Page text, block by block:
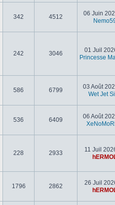
342 4512
06 Juin
242 3046
01 Juil
Princesse
586 6799
03 Août
Wet Jet
536 6409
06 Août
228 2933
11 Juil
1796 2862
26 Juil